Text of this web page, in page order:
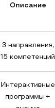
Описание
3 направления,
15 компетенций
Интерактивные
программы +